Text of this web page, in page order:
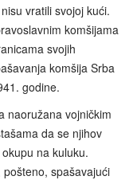
vratili svojoj kući.
komšijama
svojih
komšija Srba
godine.
naoružana vojničkim
da se njihov
na kuluku.
spašavajući